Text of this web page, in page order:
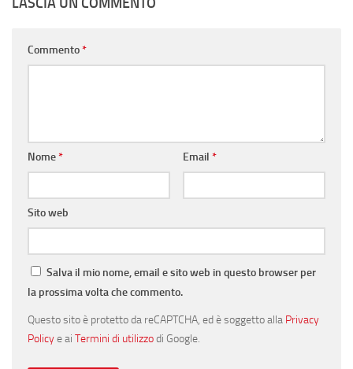
Commento*
Nome* Email *
Sito web
Salva il mio nome, email e sito web in questo browser per
la prossima volta che commento.
Questo sito è protetto da reCAPTCHA, ed è soggetto alla Privacy
Policye ai Termini di utilizzodi Google.